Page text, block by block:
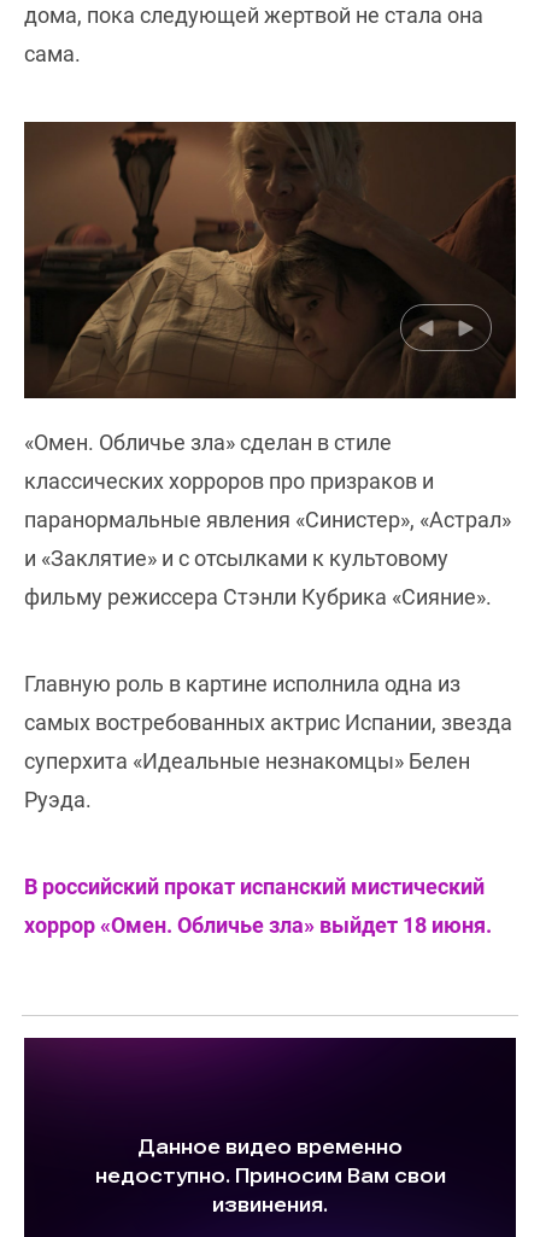
дома, пока следующей жертвой не стала она
сама.
«Омен. Обличье зла» сделан в стиле
классических хорроров про призраков и
паранормальные явления «Синистер», «Астрал»
и «Заклятие» и с отсылками к культовому
фильму режиссера Стэнли Кубрика «Сияние».
Главную роль в картине исполнила одна из
самых востребованных актрис Испании, звезда
суперхита «Идеальные незнакомцы» Белен
Руэда.
В российский прокат испанский мистический
хоррор «Омен. Обличье зла» выйдет 18 июня.